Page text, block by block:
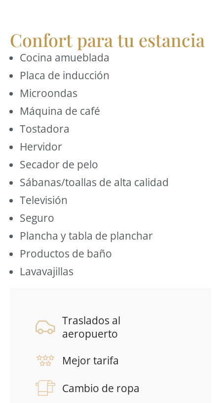
Confort para tu estancia
Cocina amueblada
Placa de inducción
Microondas
Máquina de café
Tostadora
Hervidor
Secador de pelo
Sábanas/toallas de alta calidad
Televisión
Seguro
Plancha y tabla de planchar
Productos de baño
Lavavajillas
Traslados al
aeropuerto
Mejor tarifa
Cambio de ropa